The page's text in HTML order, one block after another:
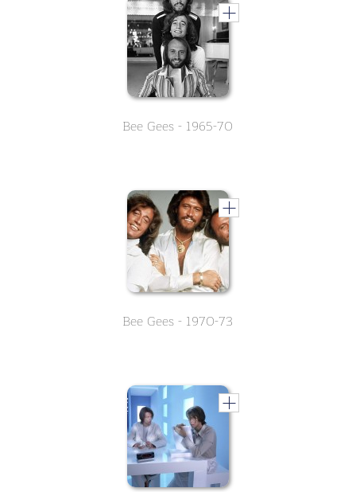
Bee Gees - 1965-70
Bee Gees - 1970-73